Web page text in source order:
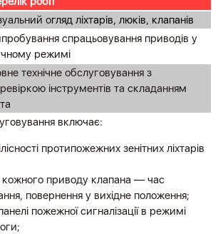
огляд ліхтарів, люків, клапанів
спрацьовування приводів у
режимі
технічне обслуговування з
інструментів та складанням
включає:
протипожежних зенітних ліхтарів
кожного приводу клапана — час
повернення у вихідне положення;
пожежної сигналізації в режимі